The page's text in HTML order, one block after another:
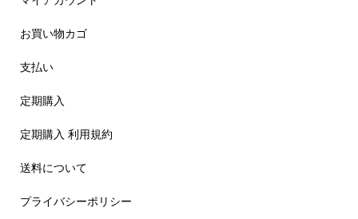
お買い物カゴ
支払い
定期購入
定期購入 利用規約
送料について
プライバシーポリシー